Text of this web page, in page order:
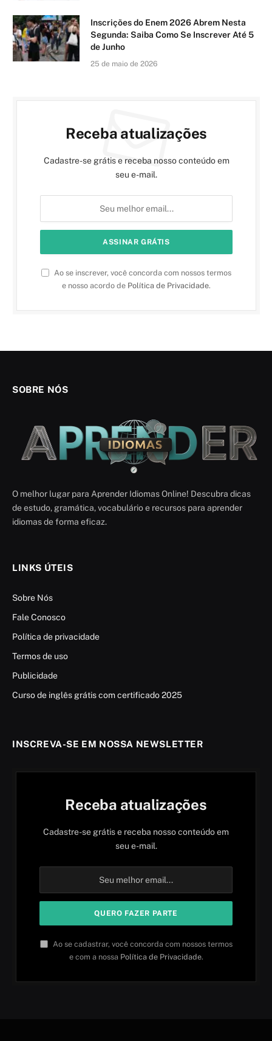
Inscrições do Enem 2026 Abrem Nesta
Segunda: Saiba Como Se Inscrever Até 5
de Junho
25 de maio de 2026
Receba atualizações
Cadastre-se grátis e receba nosso conteúdo em
seu e-mail.
Ao se inscrever, você concorda com nossos termos
e nosso acordo de Política de Privacidade.
SOBRE NÓS
O melhor lugar para Aprender Idiomas Online! Descubra dicas
de estudo, gramática, vocabulário e recursos para aprender
idiomas de forma eficaz.
LINKS ÚTEIS
Sobre Nós
Fale Conosco
Política de privacidade
Termos de uso
Publicidade
Curso de inglês grátis com certificado 2025
INSCREVA-SE EM NOSSA NEWSLETTER
Receba atualizações
Cadastre-se grátis e receba nosso conteúdo em
seu e-mail.
Ao se cadastrar, você concorda com nossos termos
e com a nossa Política de Privacidade.